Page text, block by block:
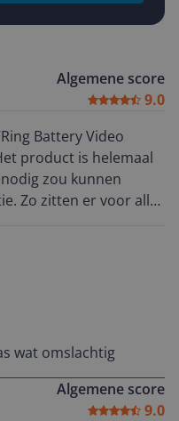
Algemene score
9.0
Battery Video
product is helemaal
zou kunnen
Zo zitten er voor alle
voor het
kabel. De
is een eitje, er
met schroeven je
formaat van de bel,
dan je gewone
de app. Ik heb
de batterij is nog niet
wat omslachtig
Algemene score
9.0